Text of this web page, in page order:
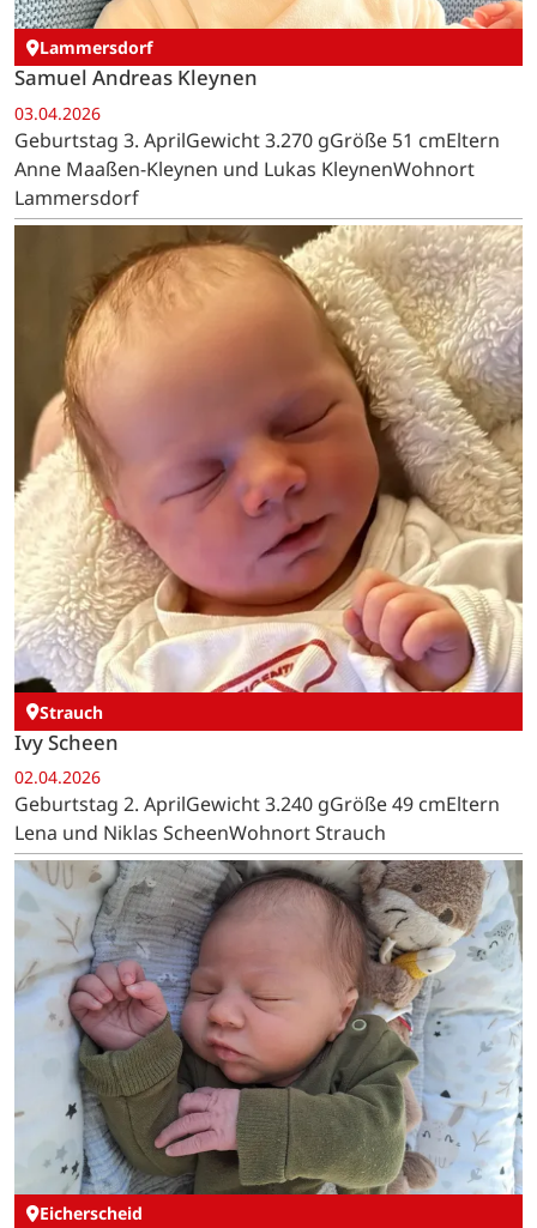
Lammersdorf
Samuel Andreas Kleynen
03.04.2026
Geburtstag 3. AprilGewicht 3.270 gGröße 51 cmEltern
Anne Maaßen-Kleynen und Lukas KleynenWohnort
Lammersdorf
Strauch
Ivy Scheen
02.04.2026
Geburtstag 2. AprilGewicht 3.240 gGröße 49 cmEltern
Lena und Niklas ScheenWohnort Strauch
Eicherscheid